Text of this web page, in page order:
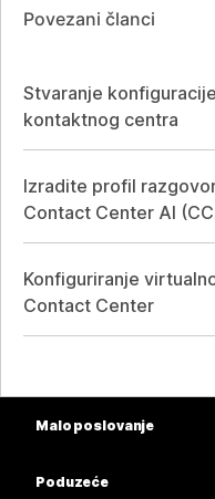
Povezani članci
Stvaranje
kontaktnog centra
Izradite profil
Contact Center AI
Konfiguriranje
Contact Center
Malo poslovanje
Poduzeće